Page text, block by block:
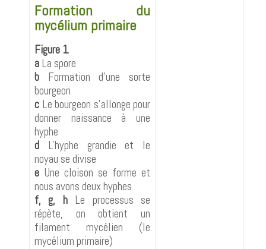
Formation du
mycélium primaire
Figure 1
a La spore
b Formation d'une sorte
bourgeon
c Le bourgeon s'allonge pour
donner naissance à une
hyphe
d L'hyphe grandie et le
noyau se divise
e Une cloison se forme et
nous avons deux hyphes
f, g, h Le processus se
répète, on obtient un
filament mycélien (le
mycélium primaire)